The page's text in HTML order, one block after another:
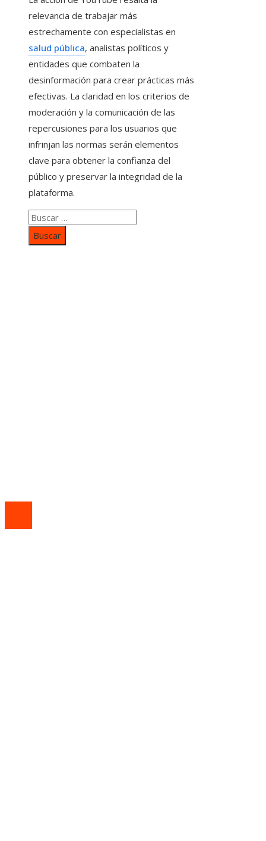
relevancia de trabajar más
estrechamente con especialistas en
salud pública, analistas políticos y
entidades que combaten la
desinformación para crear prácticas más
efectivas. La claridad en los criterios de
moderación y la comunicación de las
repercusiones para los usuarios que
infrinjan las normas serán elementos
clave para obtener la confianza del
público y preservar la integridad de la
plataforma.
Buscar: